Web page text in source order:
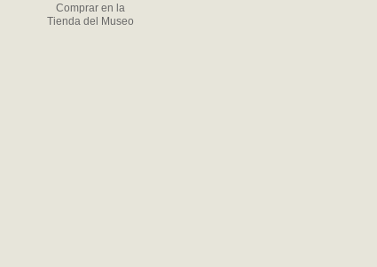
Comprar en la
Tienda del Museo